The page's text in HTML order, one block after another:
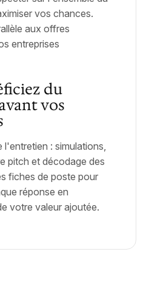
vos chances.
aux offres
entreprises
du
vos
l'entretien : simulations,
pitch et décodage des
fiches de poste pour
réponse en
votre valeur ajoutée.